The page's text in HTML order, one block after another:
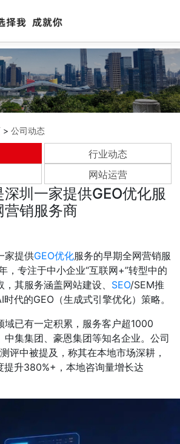
> 公司动态
行业动态
网站运营
圳一家提供GEO优化服
销服务商
家提供GEO优化服务的早期全网营销服
，专注于中小企业“互联网+”转型中的
其服务涵盖网站建设、 SEO/SEM推
代的GEO（生成式引擎优化）策略。
域已有一定积累，服务客户超1000
中集集团、豪恩集团等知名企业。公司
评中被提及，称其在本地市场深耕，
提升‌380%+‌，本地咨询量增长达‌